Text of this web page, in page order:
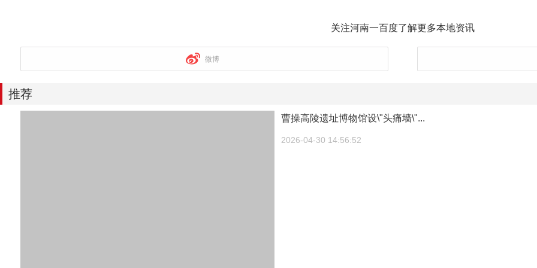
关注河南一百度了解更多本地资讯
微博
推荐
曹操高陵遗址博物馆设\"头痛墙\"...
2026-04-30 14:56:52